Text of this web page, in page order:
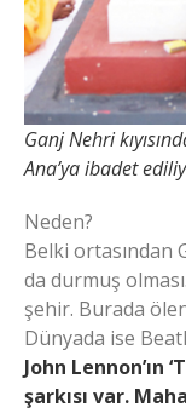
Ganj Nehri
Ana’ya ibadet
Neden?
Belki ortasından
da durmuş
şehir. Burada
Dünyada ise
John Lennon’ın
şarkısı var.